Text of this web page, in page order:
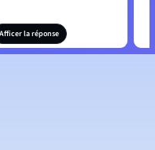
Afficer la réponse